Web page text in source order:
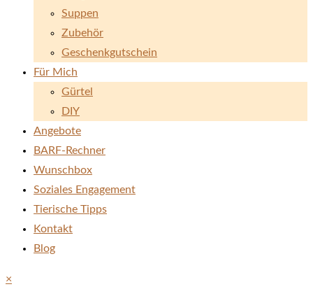
Suppen
Zubehör
Geschenkgutschein
Für Mich
Gürtel
DIY
Angebote
BARF-Rechner
Wunschbox
Soziales Engagement
Tierische Tipps
Kontakt
Blog
×